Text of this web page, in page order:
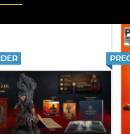
RPG